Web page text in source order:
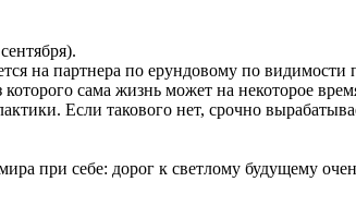
на партнера по ерундовому по видимости
сама жизнь может на некоторое
Если такового нет, срочно
при себе: дорог к светлому будущему